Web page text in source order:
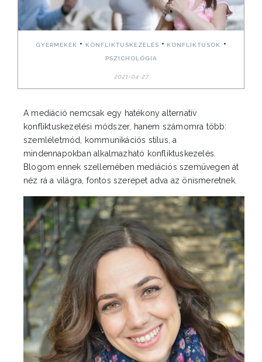
GYERMEKEK • KONFLIKTUSKEZELÉS • KONFLIKTUSOK •
PSZICHOLÓGIA
2021-04-27
A mediáció nemcsak egy hatékony alternatív
konfliktuskezelési módszer, hanem számomra több:
szemléletmód, kommunikációs stílus, a
mindennapokban alkalmazható konfliktuskezelés.
Blogom ennek szellemében mediációs szemüvegen át
néz rá a világra, fontos szerepet adva az önismeretnek.